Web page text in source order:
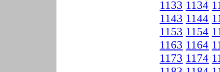
1133 1134
1143 1144
1153 1154
1163 1164
1173 1174